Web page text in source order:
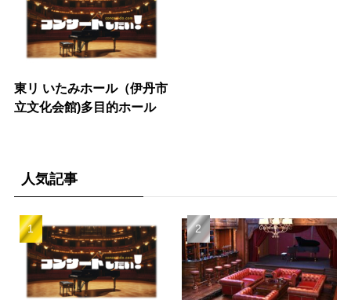
東リ いたみホール（伊丹市
立文化会館)多目的ホール
人気記事